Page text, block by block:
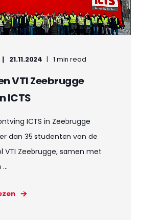
21.11.2024 1 min read
VTI Zeebrugge
ICTS
ICTS in Zeebrugge
dan 35 studenten van de
VTI Zeebrugge, samen met